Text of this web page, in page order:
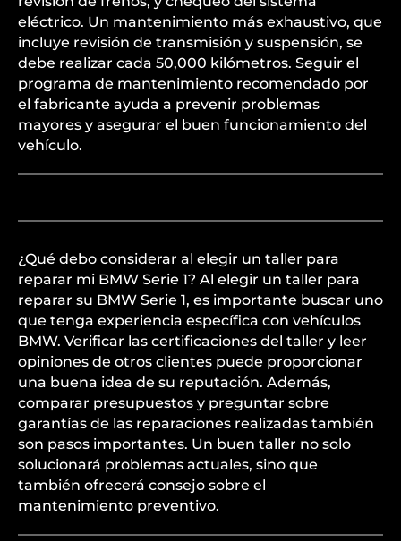
eléctrico. Un mantenimiento más exhaustivo, que
incluye revisión de transmisión y suspensión, se
debe realizar cada 50,000 kilómetros. Seguir el
programa de mantenimiento recomendado por
el fabricante ayuda a prevenir problemas
mayores y asegurar el buen funcionamiento del
vehículo.
¿Qué debo considerar al elegir un taller para
reparar mi BMW Serie 1? Al elegir un taller para
reparar su BMW Serie 1, es importante buscar uno
que tenga experiencia específica con vehículos
BMW. Verificar las certificaciones del taller y leer
opiniones de otros clientes puede proporcionar
una buena idea de su reputación. Además,
comparar presupuestos y preguntar sobre
garantías de las reparaciones realizadas también
son pasos importantes. Un buen taller no solo
solucionará problemas actuales, sino que
también ofrecerá consejo sobre el
mantenimiento preventivo.